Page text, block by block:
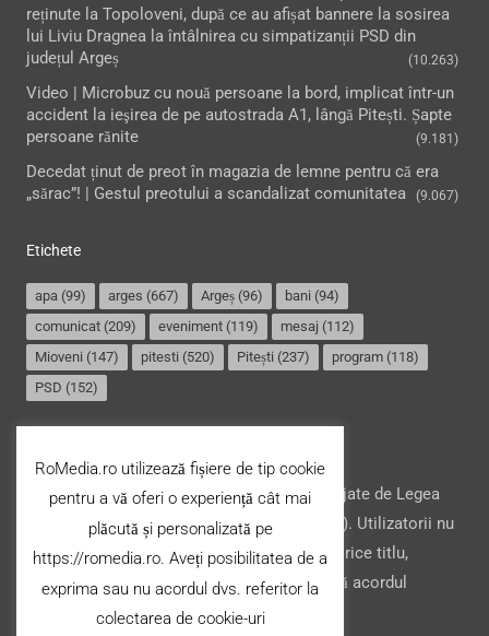
reținute la Topoloveni, după ce au afișat bannere la sosirea
lui Liviu Dragnea la întâlnirea cu simpatizanții PSD din
județul Argeș
(10.263)
Video | Microbuz cu nouă persoane la bord, implicat într-un
accident la ieşirea de pe autostrada A1, lângă Pitești. Șapte
persoane rănite
(9.181)
Decedat ținut de preot în magazia de lemne pentru că era
„sărac”! | Gestul preotului a scandalizat comunitatea
(9.067)
Etichete
apa (99) arges (667) Argeș (96) bani (94)
comunicat (209) eveniment (119) mesaj (112)
Mioveni (147) pitesti (520) Pitești (237) program (118)
PSD (152)
Website-ul şi conţinutul acestuia, sunt protejate de Legea
drepturilor de autor din România (nr. 8/1996). Utilizatorii nu
pot copia, stoca, modifica ori transfera cu orice titlu,
conţinutul acestuia (parțial sau integral), fără acordul
deținătorului.
RoMedia.ro utilizează fișiere de tip cookie
pentru a vă oferi o experiență cât mai
plăcută și personalizată pe
https://romedia.ro. Aveți posibilitatea de a
exprima sau nu acordul dvs. referitor la
colectarea de cookie-uri